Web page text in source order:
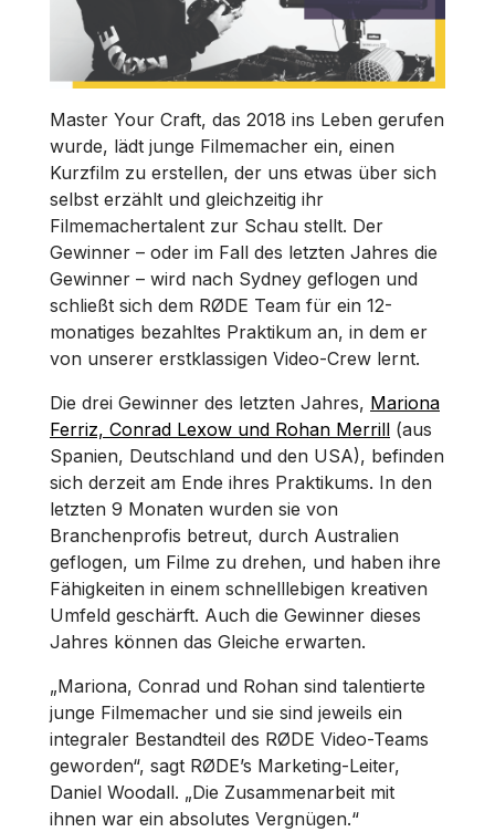
Master Your Craft, das 2018 ins Leben gerufen
wurde, lädt junge Filmemacher ein, einen
Kurzfilm zu erstellen, der uns etwas über sich
selbst erzählt und gleichzeitig ihr
Filmemachertalent zur Schau stellt. Der
Gewinner – oder im Fall des letzten Jahres die
Gewinner – wird nach Sydney geflogen und
schließt sich dem RØDE Team für ein 12-
monatiges bezahltes Praktikum an, in dem er
von unserer erstklassigen Video-Crew lernt.
Die drei Gewinner des letzten Jahres, Mariona
Ferriz, Conrad Lexow und Rohan Merrill (aus
Spanien, Deutschland und den USA), befinden
sich derzeit am Ende ihres Praktikums. In den
letzten 9 Monaten wurden sie von
Branchenprofis betreut, durch Australien
geflogen, um Filme zu drehen, und haben ihre
Fähigkeiten in einem schnelllebigen kreativen
Umfeld geschärft. Auch die Gewinner dieses
Jahres können das Gleiche erwarten.
„Mariona, Conrad und Rohan sind talentierte
junge Filmemacher und sie sind jeweils ein
integraler Bestandteil des RØDE Video-Teams
geworden“, sagt RØDE’s Marketing-Leiter,
Daniel Woodall. „Die Zusammenarbeit mit
ihnen war ein absolutes Vergnügen.“